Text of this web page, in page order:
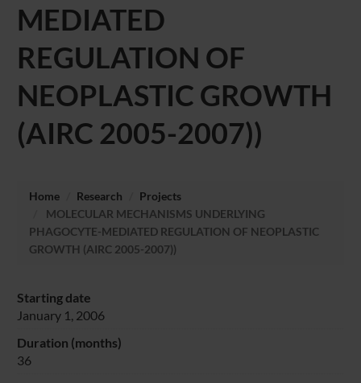
MEDIATED
REGULATION OF
NEOPLASTIC GROWTH
(AIRC 2005-2007))
Home Research
Projects
MOLECULAR MECHANISMS UNDERLYING
PHAGOCYTE-MEDIATED REGULATION OF NEOPLASTIC
GROWTH (AIRC 2005-2007))
Starting date
January 1, 2006
Duration (months)
36